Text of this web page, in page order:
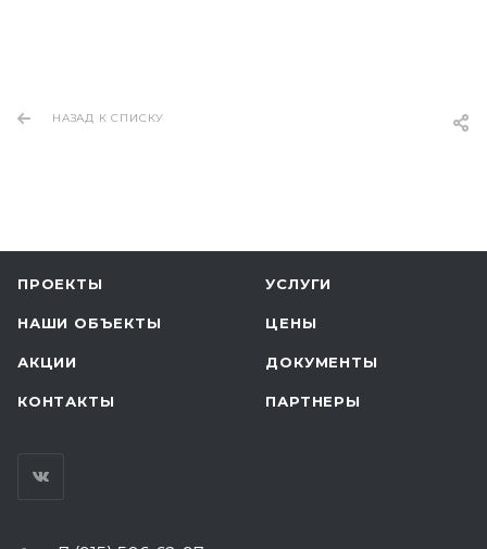
НАЗАД К СПИСКУ
ПРОЕКТЫ УСЛУГИ
НАШИ ОБЪЕКТЫ ЦЕНЫ
АКЦИИ ДОКУМЕНТЫ
КОНТАКТЫ ПАРТНЕРЫ